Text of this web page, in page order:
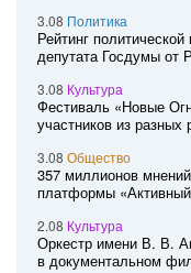
3.08 Политика
Рейтинг
депутата Госдумы от
3.08 Культура
Фестиваль «Новые
участников из разных
3.08 Общество
357 миллионов
платформы
2.08 Культура
Оркестр имени В. В.
в документальном